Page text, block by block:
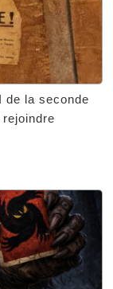
de la seconde